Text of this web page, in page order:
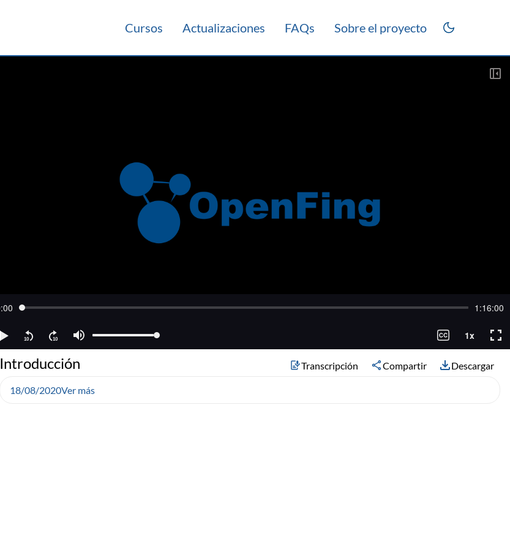
Cursos Actualizaciones FAQs Sobre el proyecto
Introducción Transcripción Compartir Descargar
18/08/2020Ver más